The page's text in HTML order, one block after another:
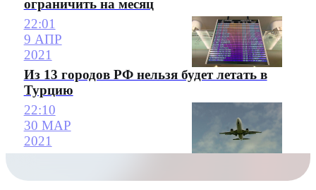
ограничить на месяц
22:01
9 АПР
2021
Из 13 городов РФ нельзя будет летать в
Турцию
22:10
30 МАР
2021